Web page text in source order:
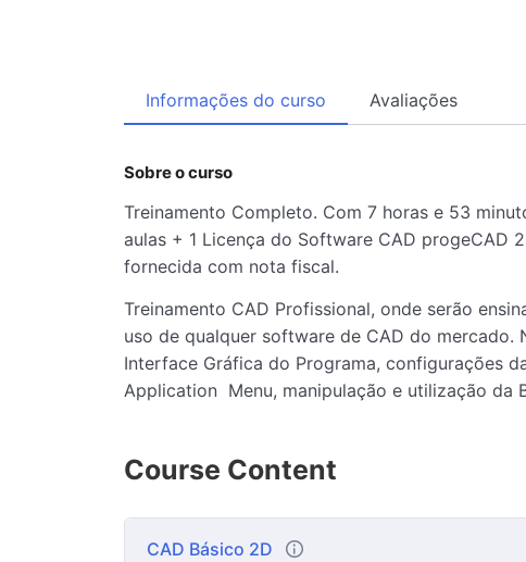
Informações do curso Avaliações
Sobre o curso
Treinamento Completo. Com 7 horas e 53
aulas + 1 Licença do Software CAD progeCAD
fornecida com nota fiscal.
Treinamento CAD Profissional, onde serão
uso de qualquer software de CAD do mercado.
Interface Gráfica do Programa, configurações
Application Menu, manipulação e utilização da
Course Content
CAD Básico 2D